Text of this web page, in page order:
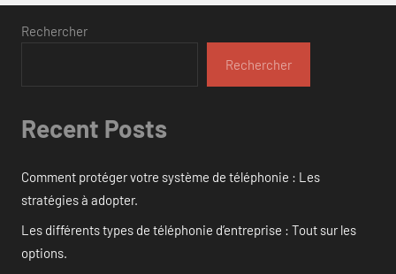
Rechercher
Rechercher
Recent Posts
Comment protéger votre système de téléphonie : Les
stratégies à adopter.
Les différents types de téléphonie d’entreprise : Tout sur les
options.